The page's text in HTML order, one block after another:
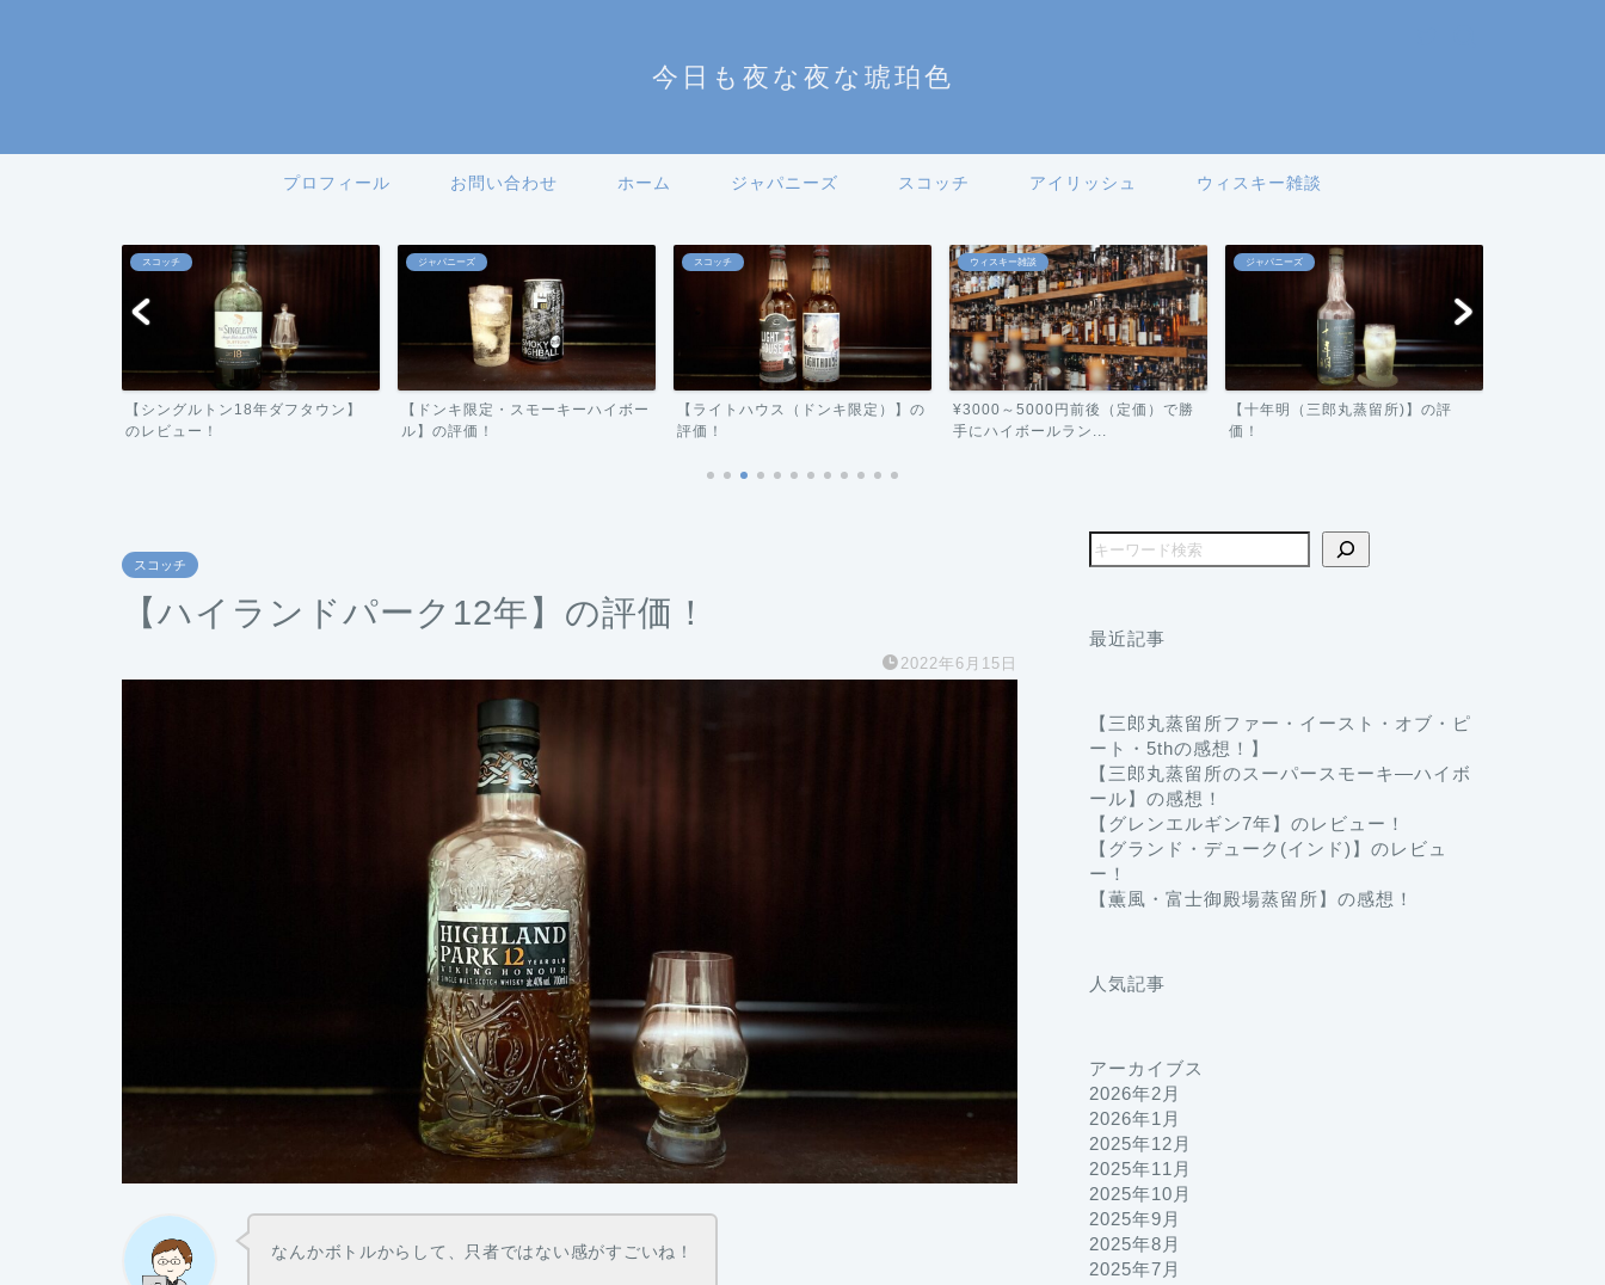
今日も夜な夜な琥珀色
プロフィール お問い合わせ ホーム ジャパニーズ スコッチ アイリッシュ ウィスキー雑談
スコッチ
【シングルトン18年ダフタウン】
のレビュー！
ジャパニーズ
【ドンキ限定・スモーキーハイボー
ル】の評価！
スコッチ
【ライトハウス（ドンキ限定）】の
評価！
ウィスキー雑談
¥3000～5000円前後（定価）で勝
手にハイボールラン...
ジャパニーズ
【十年明（三郎丸蒸留所)】の評
価！
スコッチ
【ハイランドパーク12年】の評価！
2022年6月15日
なんかボトルからして、只者ではない感がすごいね！
最近記事
【三郎丸蒸留所ファー・イースト・オブ・ピ
ート・5thの感想！】
【三郎丸蒸留所のスーパースモーキ―ハイボ
ール】の感想！
【グレンエルギン7年】のレビュー！
【グランド・デューク(インド)】のレビュ
ー！
【薫風・富士御殿場蒸留所】の感想！
人気記事
アーカイブス
2026年2月
2026年1月
2025年12月
2025年11月
2025年10月
2025年9月
2025年8月
2025年7月